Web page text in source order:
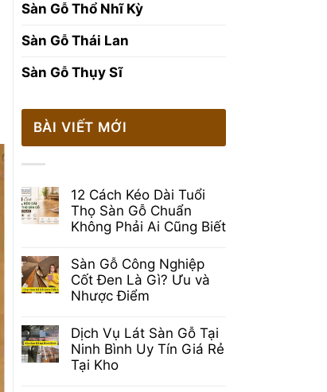
Sàn Gỗ Thổ Nhĩ Kỳ
Sàn Gỗ Thái Lan
Sàn Gỗ Thụy Sĩ
BÀI VIẾT MỚI
12 Cách Kéo Dài Tuổi
Thọ Sàn Gỗ Chuẩn
Không Phải Ai Cũng Biết
bình
luận
ở
12
Dài
Tuổi
Thọ
Sàn
Sàn Gỗ Công Nghiệp
Cốt Đen Là Gì? Ưu và
Nhược Điểm
bình
luận
ở
Sàn
Dịch Vụ Lát Sàn Gỗ Tại
Ninh Bình Uy Tín Giá Rẻ
Tại Kho